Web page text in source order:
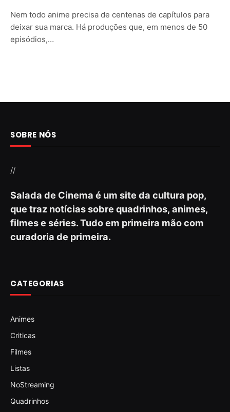
Nem todo anime precisa de centenas de capítulos para
deixar sua marca. Há produções que, em menos de 50
episódios,…
SOBRE NÓS
//
Salada de Cinema é um site da cultura pop,
que traz notícias sobre quadrinhos, animes,
filmes e séries. Tudo em primeira mão com
curadoria de primeira.
CATEGORIAS
Animes
Criticas
Filmes
Listas
NoStreaming
Quadrinhos